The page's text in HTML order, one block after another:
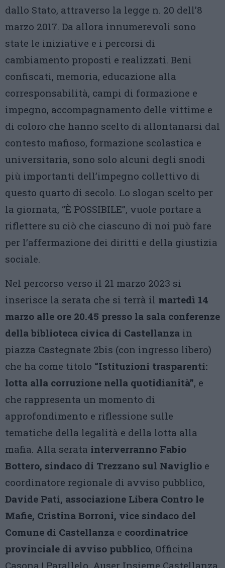
dallo Stato, attraverso la legge n. 20 dell’8
marzo 2017. Da allora innumerevoli sono
state le iniziative e i percorsi di
cambiamento proposti e realizzati. Beni
confiscati, memoria, educazione alla
corresponsabilità, campi di formazione e
impegno, accompagnamento delle vittime e
di coloro che hanno scelto di allontanarsi dal
contesto mafioso, formazione scolastica e
universitaria, sono solo alcuni degli snodi
più importanti dell’impegno collettivo di
questo quarto di secolo. Lo slogan scelto per
la giornata, “È POSSIBILE”, vuole portare a
riflettere su ciò che ciascuno di noi può fare
per l’affermazione dei diritti e della giustizia
sociale.
Nel percorso verso il 21 marzo 2023 si
inserisce la serata che si terrà il martedì 14
marzo alle ore 20.45 presso la sala conferenze
della biblioteca civica di Castellanza in
piazza Castegnate 2bis (con ingresso libero)
che ha come titolo “Istituzioni trasparenti:
lotta alla corruzione nella quotidianità”, e
che rappresenta un momento di
approfondimento e riflessione sulle
tematiche della legalità e della lotta alla
mafia. Alla serata interverranno Fabio
Bottero, sindaco di Trezzano sul Naviglio e
coordinatore regionale di avviso pubblico,
Davide Pati, associazione Libera Contro le
Mafie, Cristina Borroni, vice sindaco del
Comune di Castellanza e coordinatrice
provinciale di avviso pubblico, Officina
Casona | Parallelo, Auser Insieme Castellanza,